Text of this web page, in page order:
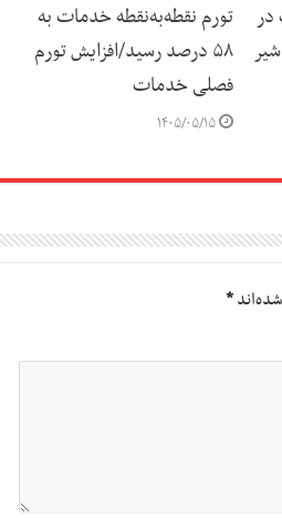
در
تورم نقطه‌به‌نقطه خدمات به
۵۸ درصد رسید/افزایش تورم
فصلی خدمات
۱۴۰۵/۰۵/۱۵
*